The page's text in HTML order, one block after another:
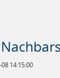
14:15:00